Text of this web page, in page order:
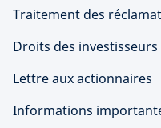
Traitement des
Droits des investisseurs
Lettre aux actionnaires
Informations